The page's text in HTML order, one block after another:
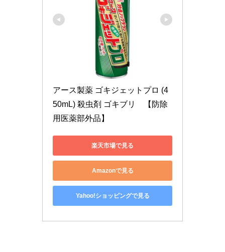
アース製薬 ゴキジェットプロ (4
50mL) 殺虫剤 ゴキブリ　【防除
用医薬部外品】
楽天市場で見る
Amazonで見る
Yahoo!ショッピングで見る